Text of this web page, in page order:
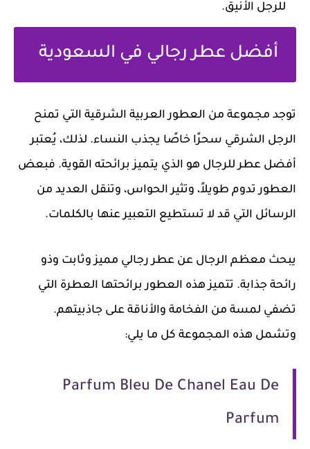
للرجل الأنيق.
أفضل عطر رجالي في السعودية
توجد مجموعة من العطور العربية الشرقية التي تمنح
الرجل الشرقي سحرًا خاصًا يجذب النساء. لذلك، يُعتبر
أفضل عطر للرجال هو الذي يتميز برائحته القوية. فبعض
العطور تدوم طويلاً، وتثير الحواس، وتنقل العديد من
الرسائل التي قد لا تستطيع التعبير عنها بالكلمات.
يبحث معظم الرجال عن عطر رجالي مميز وثابت وذو
رائحة جذابة. تتميز هذه العطور برائحتها العطرة التي
تضفي لمسة من الفخامة والأناقة على جاذبيتهم.
وتشمل هذه المجموعة كل ما يلي:
Parfum Bleu De Chanel Eau De
Parfum